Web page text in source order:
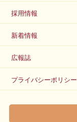
採用情報
新着情報
広報誌
プライバシーポリシー